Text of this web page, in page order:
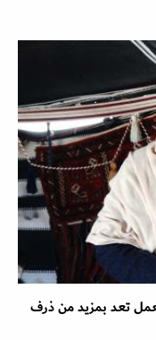
تعد بمزيد من ذرف